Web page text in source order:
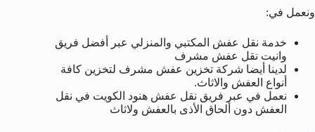
ونعمل في:
خدمة نقل عفش المكتبي والمنزلي عبر أفضل فريق
وانيت نقل عفش مشرف
لدينا أيضا شركة تخزين عفش مشرف لتخزين كافة
أنواع العفش والاثاث.
نعمل في عبر فريق نقل عفش هنود الكويت في نقل
العفش دون ألحاق الأذى بالعفش ولاثاث